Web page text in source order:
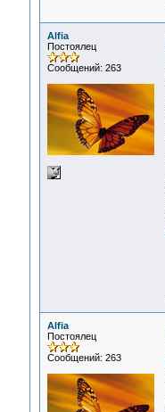
Alfia
Постоялец
Сообщений: 263
Alfia
Постоялец
Сообщений: 263